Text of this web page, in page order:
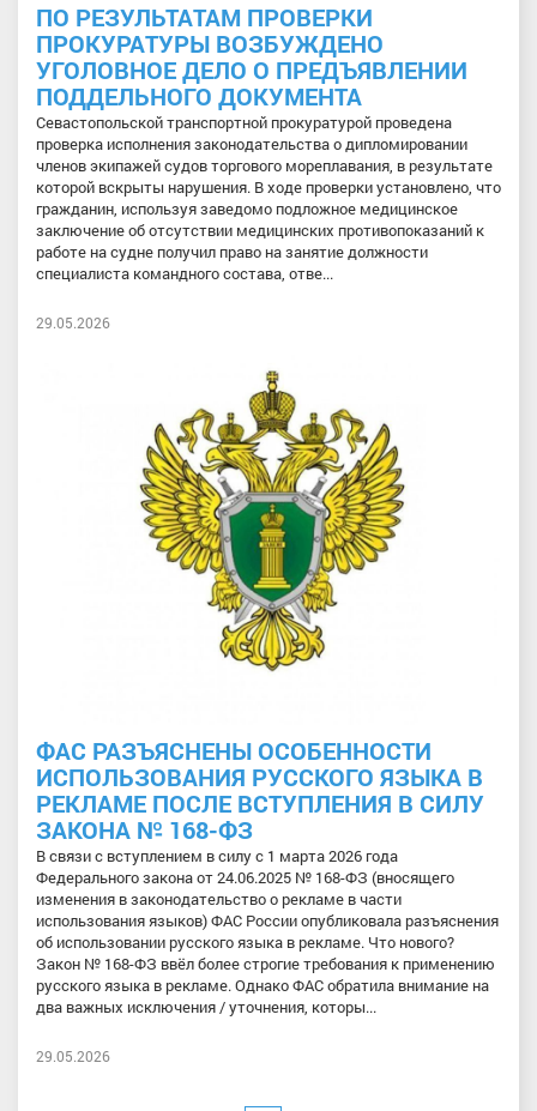
ПО РЕЗУЛЬТАТАМ ПРОВЕРКИ
ПРОКУРАТУРЫ ВОЗБУЖДЕНО
УГОЛОВНОЕ ДЕЛО О ПРЕДЪЯВЛЕНИИ
ПОДДЕЛЬНОГО ДОКУМЕНТА
Севастопольской транспортной прокуратурой проведена
проверка исполнения законодательства о дипломировании
членов экипажей судов торгового мореплавания, в результате
которой вскрыты нарушения. В ходе проверки установлено, что
гражданин, используя заведомо подложное медицинское
заключение об отсутствии медицинских противопоказаний к
работе на судне получил право на занятие должности
специалиста командного состава, отве...
29.05.2026
ФАС РАЗЪЯСНЕНЫ ОСОБЕННОСТИ
ИСПОЛЬЗОВАНИЯ РУССКОГО ЯЗЫКА В
РЕКЛАМЕ ПОСЛЕ ВСТУПЛЕНИЯ В СИЛУ
ЗАКОНА № 168-ФЗ
В связи с вступлением в силу с 1 марта 2026 года
Федерального закона от 24.06.2025 № 168-ФЗ (вносящего
изменения в законодательство о рекламе в части
использования языков) ФАС России опубликовала разъяснения
об использовании русского языка в рекламе. Что нового?
Закон № 168-ФЗ ввёл более строгие требования к применению
русского языка в рекламе. Однако ФАС обратила внимание на
два важных исключения / уточнения, которы...
29.05.2026